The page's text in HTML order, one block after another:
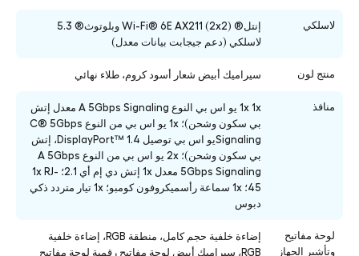
لاسلكي
إنتل® Wi-Fi® 6E AX211 (2x2) وبلوتوث® 5.3
لاسلكي (دعم جيجابت بيانات معدل)
منتج لون سيراميك أبيض شعار أسود كروم، طلاء نهائي
منافذ
1x 1x يو اس بي النوع A 5Gbps Signaling معدل إتش
بي سكون وشحن)؛ 1x يو اس بي من النوع C® 5Gbps
Signalingيو اس بي توصيل DisplayPort™ 1.4، إتش
بي سكون وشحن)؛ 2x يو اس بي من النوع A 5Gbps
5Gbps Signaling معدل 1x إتش دي إم أي 2.1؛ 1x RJ-
45؛ 1x سماعة رأسميكروفون كومبو؛ 1x تيار متردد ذكي
دبوس
لوحة مفاتيح
وتأشير الجهاز
إضاءة خلفية حجم كامل، منطقة RGB، إضاءة خلفية
RGB، سيراميك أبيض لوحة مفاتيح رقمية لوحة مفاتيح